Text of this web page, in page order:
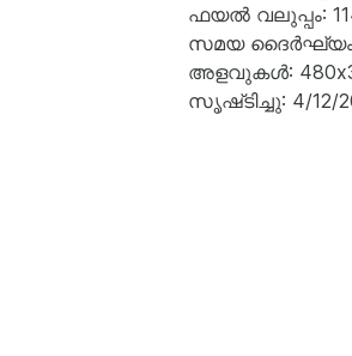
ഫയൽ വലുപ്പം:
സമയ ദൈർഘ്യം:
അളവുകൾ:
സൃഷ്‌ടിച്ചു: 4/12/